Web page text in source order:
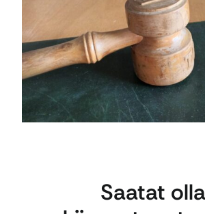
Saatat olla